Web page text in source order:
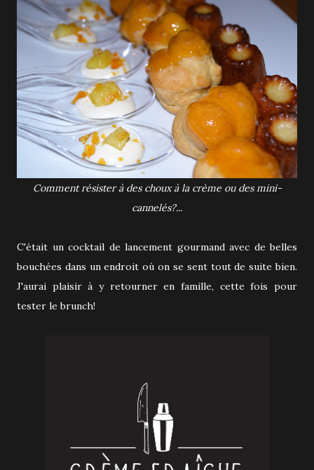
Comment résister à des choux à la crème ou des mini-
cannelés?...
C'était un cocktail de lancement gourmand avec de belles
bouchées dans un endroit où on se sent tout de suite bien.
J'aurai plaisir à y retourner en famille, cette fois pour
tester le brunch!